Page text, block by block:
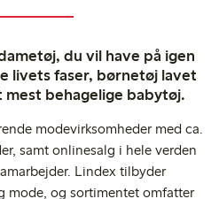
du vil have på igen
livets faser, børnetøj lavet
behagelige babytøj.
modevirksomheder med ca.
samt onlinesalg i hele verden
Lindex tilbyder
mode, og sortimentet omfatter